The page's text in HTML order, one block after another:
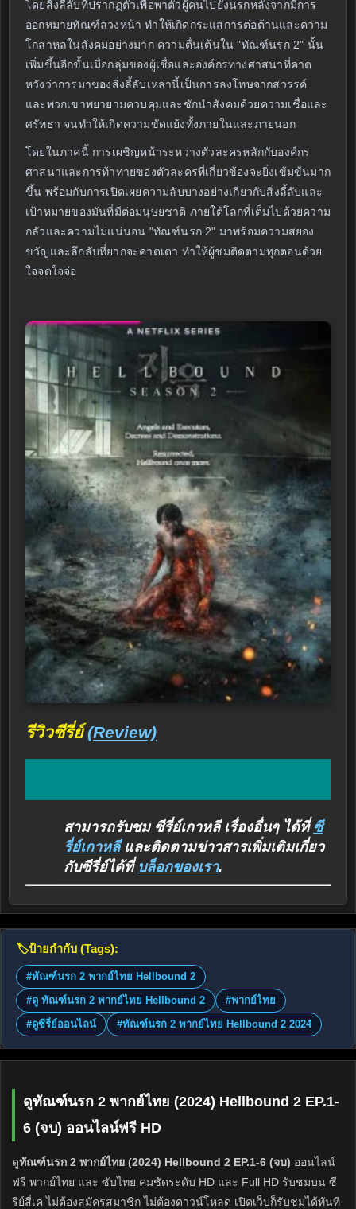
โดยสิ่งลี้ลับที่ปรากฏตัวเพื่อพาตัวผู้คนไปยังนรกหลังจากมีการ
ออกหมายทัณฑ์ล่วงหน้า ทำให้เกิดกระแสการต่อต้านและความ
โกลาหลในสังคมอย่างมาก ความตื่นเต้นใน "ทัณฑ์นรก 2" นั้น
เพิ่มขึ้นอีกขั้นเมื่อกลุ่มของผู้เชื่อและองค์กรทางศาสนาที่คาด
หวังว่าการมาของสิ่งลี้ลับเหล่านี้เป็นการลงโทษจากสวรรค์
และพวกเขาพยายามควบคุมและชักนำสังคมด้วยความเชื่อและ
ศรัทธา จนทำให้เกิดความขัดแย้งทั้งภายในและภายนอก
โดยในภาคนี้ การเผชิญหน้าระหว่างตัวละครหลักกับองค์กร
ศาสนาและการท้าทายของตัวละครที่เกี่ยวข้องจะยิ่งเข้มข้นมาก
ขึ้น พร้อมกับการเปิดเผยความลับบางอย่างเกี่ยวกับสิ่งลี้ลับและ
เป้าหมายของมันที่มีต่อมนุษยชาติ ภายใต้โลกที่เต็มไปด้วยความ
กลัวและความไม่แน่นอน "ทัณฑ์นรก 2" มาพร้อมความสยอง
ขวัญและลึกลับที่ยากจะคาดเดา ทำให้ผู้ชมติดตามทุกตอนด้วย
ใจจดใจจ่อ
รีวิวซีรี่ย์(Review)
สามารถรับชม ซีรี่ย์เกาหลี เรื่องอื่นๆ ได้ที่ ซี
รี่ย์เกาหลีและติดตามข่าวสารเพิ่มเติมเกี่ยว
กับซีรี่ย์ได้ที่ บล็อกของเรา.
🏷️ป้ายกำกับ (Tags):
#ทัณฑ์นรก 2 พากย์ไทย Hellbound 2
#ดู ทัณฑ์นรก 2 พากย์ไทย Hellbound 2
#พากย์ไทย
#ดูซีรี่ย์ออนไลน์
#ทัณฑ์นรก 2 พากย์ไทย Hellbound 2 2024
ดูทัณฑ์นรก 2 พากย์ไทย (2024) Hellbound 2 EP.1-
6 (จบ) ออนไลน์ฟรี HD
ดูทัณฑ์นรก 2 พากย์ไทย (2024) Hellbound 2 EP.1-6 (จบ) ออนไลน์
ฟรี พากย์ไทย และ ซับไทย คมชัดระดับ HD และ Full HD รับชมบน ซี
รีย์สี่เค ไม่ต้องสมัครสมาชิก ไม่ต้องดาวน์โหลด เปิดเว็บก็รับชมได้ทันที